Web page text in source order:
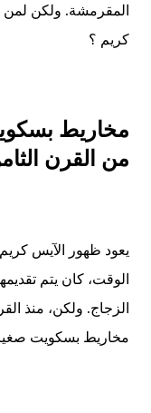
المقرمشة. ولكن لمن
كريم ؟
مخاريط
من القرن
يعود ظهور الآيس
الوقت، كان يتم
الزجاج. ولكن، منذ
مخاريط بسكويت